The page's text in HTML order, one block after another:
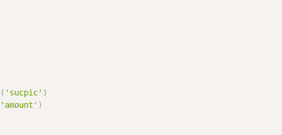
( 'sucpic' )
'amount' )